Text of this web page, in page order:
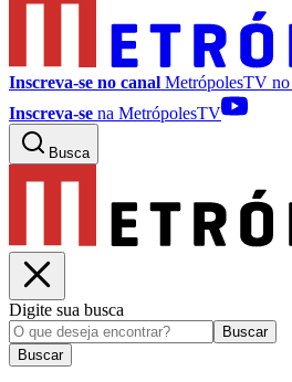
Inscreva-se no canal MetrópolesTV no
Inscreva-se na MetrópolesTV
Busca
Digite sua busca
Buscar
Buscar